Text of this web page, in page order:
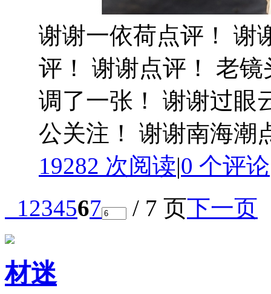
谢谢一依荷点评！ 谢
评！ 谢谢点评！ 老
调了一张！ 谢谢过眼
公关注！ 谢谢南海潮
19282 次阅读|0 个评论
1234567 / 7 页下一页
材迷